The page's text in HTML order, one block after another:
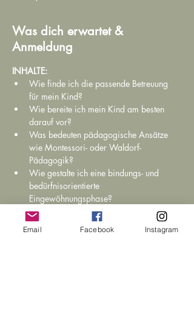
Was dich erwartet &
Anmeldung
INHALTE:
Wie finde ich die passende Betreuung
für mein Kind?
Wie bereite ich mein Kind am besten
darauf vor?
Was bedeuten pädagogische Ansätze
wie Montessori- oder Waldorf-
Pädagogik?
Wie gestalte ich eine bindungs- und
bedürfnisorientierte
Eingewöhnungsphase?
Wie gehe ich mit Protest, Zorn und
Aggression um?
Email Facebook Instagram